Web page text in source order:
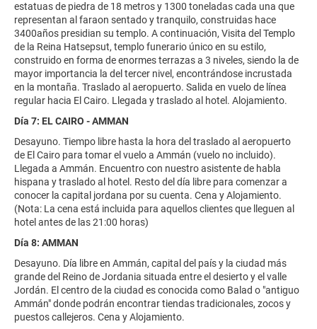
estatuas de piedra de 18 metros y 1300 toneladas cada una que
representan al faraon sentado y tranquilo, construidas hace
3400años presidian su templo. A continuación, Visita del Templo
de la Reina Hatsepsut, templo funerario único en su estilo,
construido en forma de enormes terrazas a 3 niveles, siendo la de
mayor importancia la del tercer nivel, encontrándose incrustada
en la montaña. Traslado al aeropuerto. Salida en vuelo de línea
regular hacia El Cairo. Llegada y traslado al hotel. Alojamiento.
Día 7: EL CAIRO - AMMAN
Desayuno. Tiempo libre hasta la hora del traslado al aeropuerto
de El Cairo para tomar el vuelo a Ammán (vuelo no incluido).
Llegada a Ammán. Encuentro con nuestro asistente de habla
hispana y traslado al hotel. Resto del día libre para comenzar a
conocer la capital jordana por su cuenta. Cena y Alojamiento.
(Nota: La cena está incluida para aquellos clientes que lleguen al
hotel antes de las 21:00 horas)
Día 8: AMMAN
Desayuno. Día libre en Ammán, capital del país y la ciudad más
grande del Reino de Jordania situada entre el desierto y el valle
Jordán. El centro de la ciudad es conocida como Balad o "antiguo
Ammán" donde podrán encontrar tiendas tradicionales, zocos y
puestos callejeros. Cena y Alojamiento.